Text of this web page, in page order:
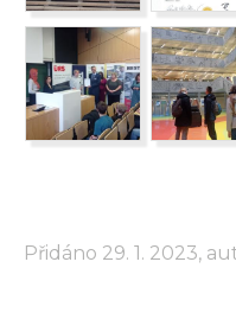
Přidáno 29. 1. 2023,